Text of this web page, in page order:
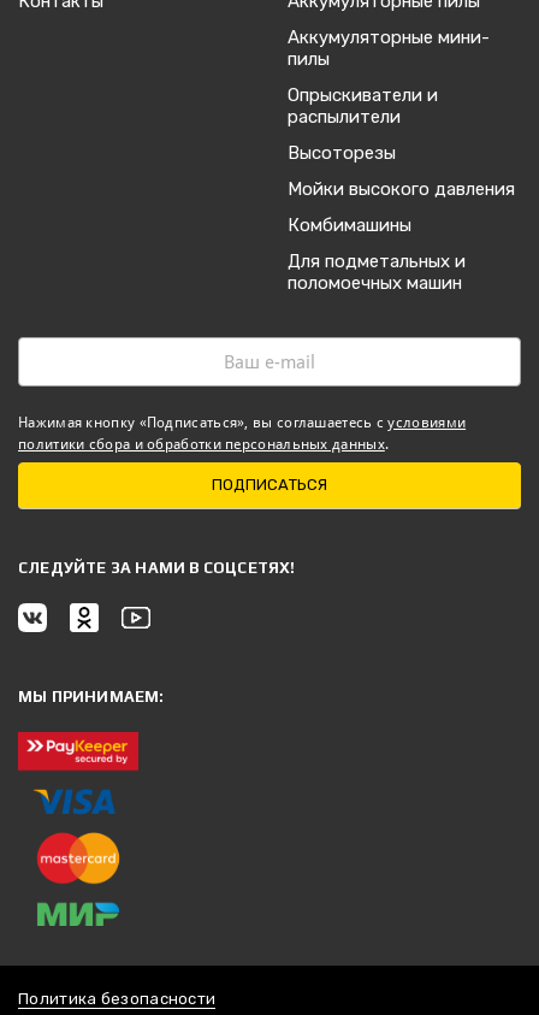
Аккумуляторные мини-
пилы
Опрыскиватели и
распылители
Высоторезы
Мойки высокого давления
Комбимашины
Для подметальных и
поломоечных машин
Нажимая кнопку «Подписаться», вы соглашаетесь сусловиями
политики сбора и обработки персональных данных.
ПОДПИСАТЬСЯ
CЛЕДУЙТЕ ЗА НАМИ В СОЦСЕТЯХ!
МЫ ПРИНИМАЕМ:
Политика безопасности